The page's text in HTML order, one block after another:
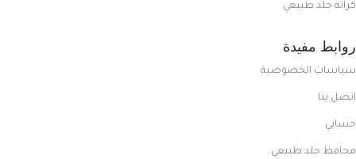
كراتة جلد طبيعي
روابط مفيدة
سياسات الخصوصية
اتصل بنا
حسابي
محافظ جلد طبيعي